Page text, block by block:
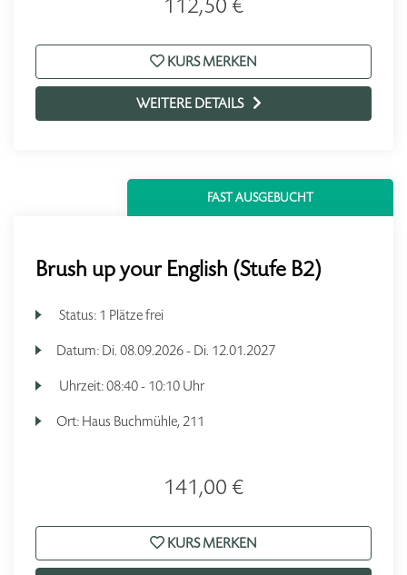
112,50 €
KURS MERKEN
WEITERE DETAILS
FAST AUSGEBUCHT
Brush up your English (Stufe B2)
Status: 1 Plätze frei
Datum: Di. 08.09.2026 - Di. 12.01.2027
Uhrzeit:08:40 - 10:10 Uhr
Ort: Haus Buchmühle, 211
141,00 €
KURS MERKEN